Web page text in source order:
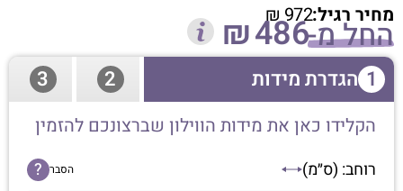
מחיר רגיל: ₪972החל מ- ₪486
1 הגדרת מידות 2
3
הקלידו כאן את מידות הווילון שברצונכם להזמין
רוחב: (ס״מ) הסבר ?